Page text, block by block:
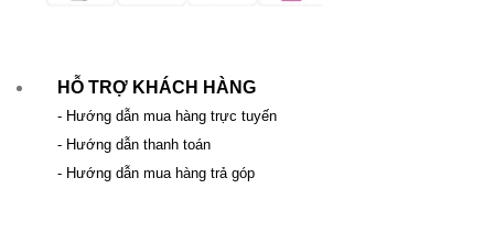
HỖ TRỢ KHÁCH HÀNG
- Hướng dẫn mua hàng trực tuyến
- Hướng dẫn thanh toán
- Hướng dẫn mua hàng trả góp